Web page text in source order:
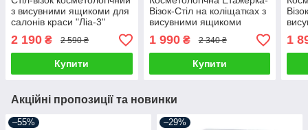
з висувними ящикоми для
салонів краси "Ліа-3"
2 190 ₴ 2 590 ₴
Купити
Візок-Стіл на коліщатках з
висувними ящикоми
"Ліа-2"
1 990₴ 2 340 ₴
Купити
1
Акційні пропозиції та новинки
–55% –29%